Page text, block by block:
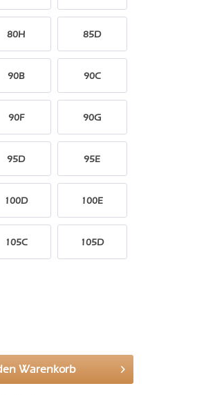
80H 85D
90B 90C
90F 90G
95D 95E
100D 100E
105C 105D
Warenkorb